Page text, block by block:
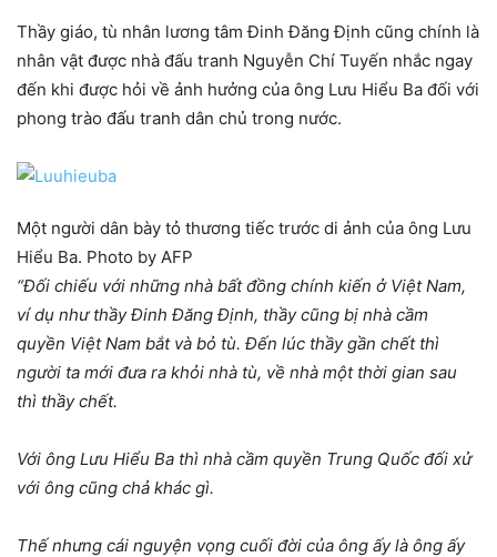
Thầy giáo, tù nhân lương tâm Đinh Đăng Định cũng chính là
nhân vật được nhà đấu tranh Nguyễn Chí Tuyến nhắc ngay
đến khi được hỏi về ảnh hưởng của ông Lưu Hiểu Ba đối với
phong trào đấu tranh dân chủ trong nước.
Một người dân bày tỏ thương tiếc trước di ảnh của ông Lưu
Hiểu Ba. Photo by AFP
“Đối chiếu với những nhà bất đồng chính kiến ở Việt Nam,
ví dụ như thầy Đinh Đăng Định, thầy cũng bị nhà cầm
quyền Việt Nam bắt và bỏ tù. Đến lúc thầy gần chết thì
người ta mới đưa ra khỏi nhà tù, về nhà một thời gian sau
thì thầy chết.
Với ông Lưu Hiểu Ba thì nhà cầm quyền Trung Quốc đối xử
với ông cũng chả khác gì.
Thế nhưng cái nguyện vọng cuối đời của ông ấy là ông ấy